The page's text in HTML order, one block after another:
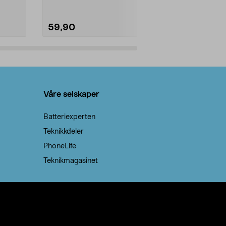
59,90
Våre selskaper
Batteriexperten
Teknikkdeler
PhoneLife
Teknikmagasinet